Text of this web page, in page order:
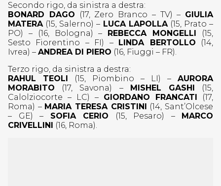
Secondo rigo, da sinistra a destra:
BONARD DAGO (17, Zero Branco – TV) – GIULIA
MATERA(15, Salerno) – LUCA LAPOLLA(15, Prato –
PO) – (16, Bologna) –
REBECCA MONGELLI
(15,
Sesto Fiorentino – FI) –
LINDA BERTOLLO (14,
Ivrea) – ANDREA DI PIERO (16, Fiuggi – FR).
Terzo rigo, da sinistra a destra:
RAHUL TEOLI
(15, Piombino – LI) – AURORA
MORABITO (17, Savona) – MISHEL GASHI
(15,
Calolziocorte – LC) – GIORDANO FRANCATI
(17,
Roma) – MARIA TERESA CRISTINI
(14, Sant’Olcese
– GE) – SOFIA CERIO (15, Pesaro) –
MARCO
CRIVELLINI
(16, Roma).